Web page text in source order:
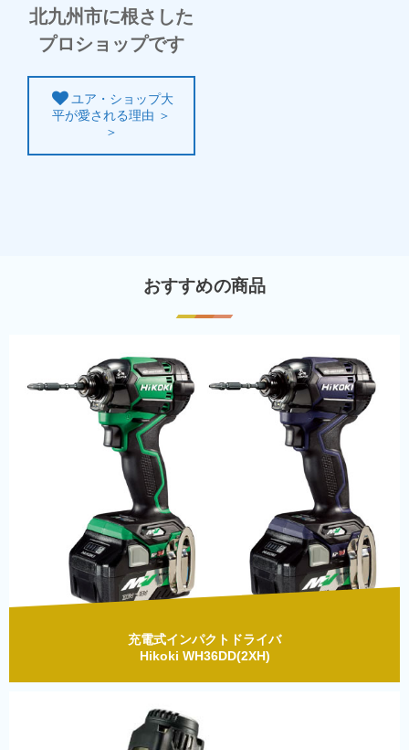
北九州市に根さした
プロショップです
ユア・ショップ大
平が愛される理由 ＞
＞
おすすめの商品
充電式インパクトドライバ
Hikoki WH36DD(2XH)